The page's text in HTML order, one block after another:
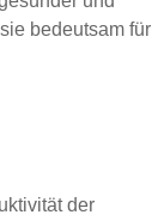
bedeutsam für
der